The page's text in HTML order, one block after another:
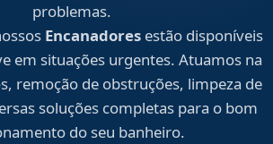
problemas.
Encanadoresestão disponíveis
em situações urgentes. Atuamos na
remoção de obstruções, limpeza de
soluções completas para o bom
do seu banheiro.